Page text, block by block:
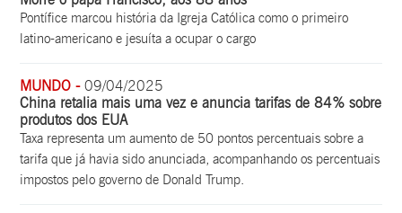
Pontífice marcou história da Igreja Católica como o primeiro
latino-americano e jesuíta a ocupar o cargo
MUNDO -09/04/2025
China retalia mais uma vez e anuncia tarifas de 84% sobre
produtos dos EUA
Taxa representa um aumento de 50 pontos percentuais sobre a
tarifa que já havia sido anunciada, acompanhando os percentuais
impostos pelo governo de Donald Trump.